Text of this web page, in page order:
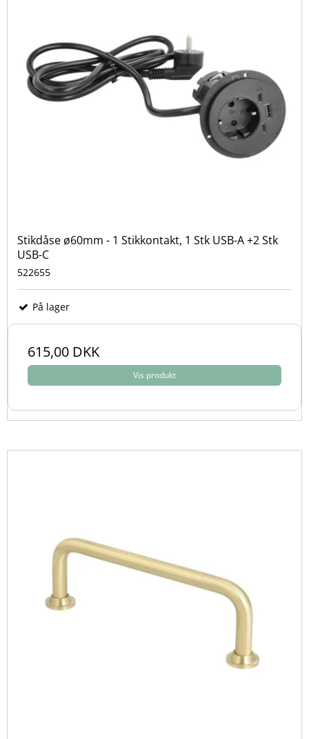
Stikdåse ø60mm - 1 Stikkontakt, 1 Stk USB-A +2 Stk
USB-C
522655
På lager
615,00 DKK
Vis produkt